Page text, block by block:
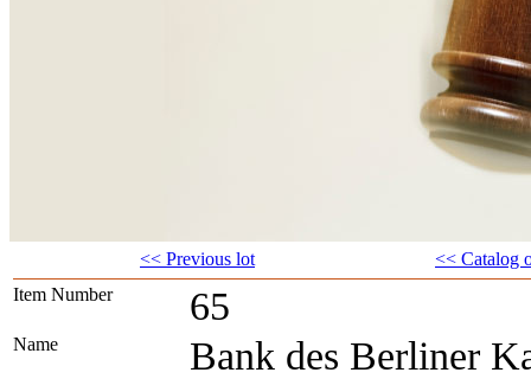
<< Previous lot
<< Catalog
Item Number
65
Name Bank des Berliner